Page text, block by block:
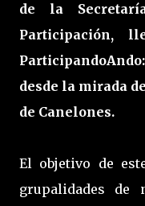
de la
Participación,
desde la mirada
de Canelones.
El objetivo de
grupalidades de